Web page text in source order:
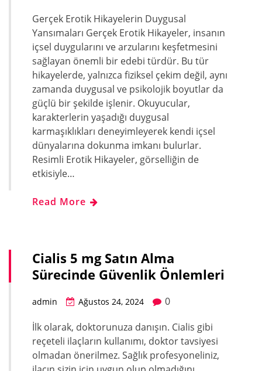
Gerçek Erotik Hikayelerin Duygusal
Yansımaları Gerçek Erotik Hikayeler, insanın
içsel duygularını ve arzularını keşfetmesini
sağlayan önemli bir edebi türdür. Bu tür
hikayelerde, yalnızca fiziksel çekim değil, aynı
zamanda duygusal ve psikolojik boyutlar da
güçlü bir şekilde işlenir. Okuyucular,
karakterlerin yaşadığı duygusal
karmaşıklıkları deneyimleyerek kendi içsel
dünyalarına dokunma imkanı bulurlar.
Resimli Erotik Hikayeler, görselliğin de
etkisiyle…
Read More
Cialis 5 mg Satın Alma
Sürecinde Güvenlik Önlemleri
admin Ağustos 24, 2024
0
İlk olarak, doktorunuza danışın. Cialis gibi
reçeteli ilaçların kullanımı, doktor tavsiyesi
olmadan önerilmez. Sağlık profesyoneliniz,